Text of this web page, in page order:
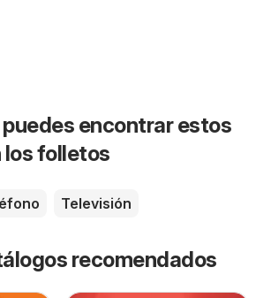
encontrar estos
folletos
Televisión
recomendados